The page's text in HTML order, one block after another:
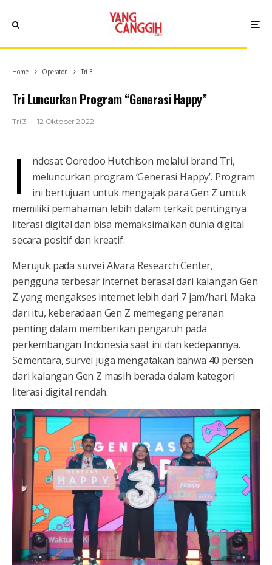
Home Operator Tri 3
Tri Luncurkan Program “Generasi Happy”
Tri 3 · 12 Oktober 2022
I
ndosat Ooredoo Hutchison melalui brand Tri,
meluncurkan program ‘Generasi Happy’. Program
ini bertujuan untuk mengajak para Gen Z untuk
memiliki pemahaman lebih dalam terkait pentingnya
literasi digital dan bisa memaksimalkan dunia digital
secara positif dan kreatif.
Merujuk pada survei Alvara Research Center,
pengguna terbesar internet berasal dari kalangan Gen
Z yang mengakses internet lebih dari 7 jam/hari. Maka
dari itu, keberadaan Gen Z memegang peranan
penting dalam memberikan pengaruh pada
perkembangan Indonesia saat ini dan kedepannya.
Sementara, survei juga mengatakan bahwa 40 persen
dari kalangan Gen Z masih berada dalam kategori
literasi digital rendah.